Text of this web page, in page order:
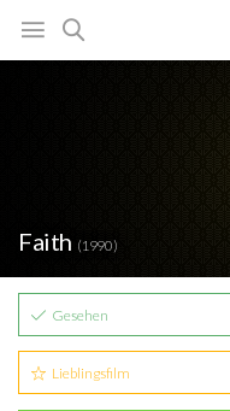
Faith (1990)
Gesehen
Lieblingsfilm